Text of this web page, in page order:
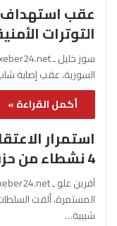
عقب
التوترات
السورية، عقب إصابة
أكمل القراءة »
استمرار
4 نشطاء من حزب المساواة
المستمرة، ألقت
شبيبة…